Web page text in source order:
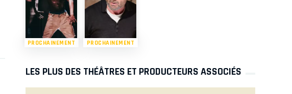
PROCHAINEMENT PROCHAINEMENT
LES PLUS DES THÉÂTRES ET PRODUCTEURS ASSOCIÉS